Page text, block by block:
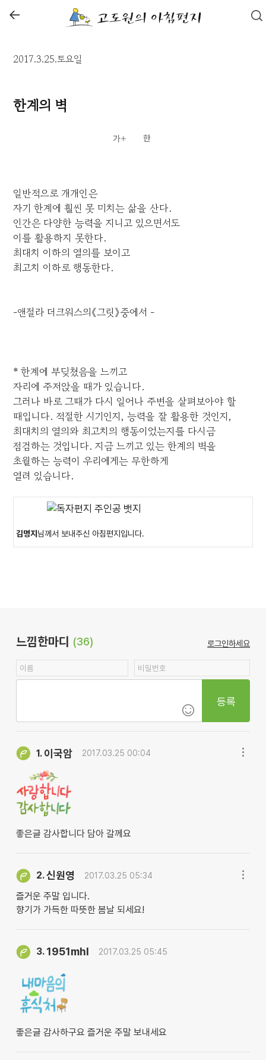
←
2017.3.25.토요일
한계의 벽
일반적으로 개개인은
자기 한계에 훨씬 못 미치는 삶을 산다.
인간은 다양한 능력을 지니고 있으면서도
이를 활용하지 못한다.
최대치 이하의 열의를 보이고
최고치 이하로 행동한다.
-앤절라 더크워스의《그릿》중에서 -
* 한계에 부딪쳤음을 느끼고
자리에 주저앉을 때가 있습니다.
그러나 바로 그때가 다시 일어나 주변을 살펴보아야 할
때입니다. 적절한 시기인지, 능력을 잘 활용한 것인지,
최대치의 열의와 최고치의 행동이었는지를 다시금
점검하는 것입니다. 지금 느끼고 있는 한계의 벽을
초월하는 능력이 우리에게는 무한하게
열려 있습니다.
김명지 님께서 보내주신 아침편지입니다.
느낌한마디 (36) 로그인하세요
등록
1. 이국암 2017.03.25 00:04
좋은글 감사합니다 담아 갈께요
2.신원영 2017.03.25 05:34
즐거운 주말 입니다.
향기가 가득한 따뜻한 봄날 되세요!
3. 1951mhl 2017.03.25 05:45
좋은글 감사하구요 즐거운 주말 보내세요